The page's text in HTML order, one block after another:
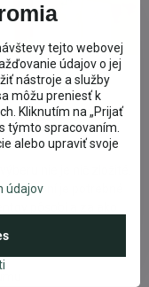
osobný
nie je nič zložité.
vôní je potrebné
tejto webovej
údajov o jej
nástroje a služby
môžu preniesť k
Kliknutím na „Prijať
týmto spracovaním.
alebo upraviť svoje
údajov